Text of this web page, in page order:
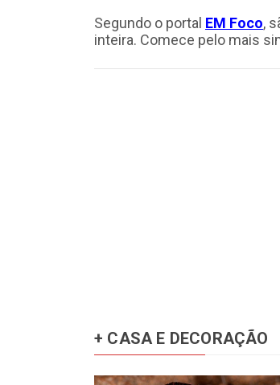
Segundo o portal EM Foco,
inteira. Comece pelo mais
+ CASA E DECORAÇÃO